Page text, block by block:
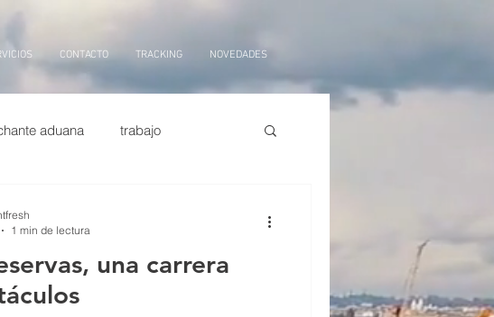
CONTACTO TRACKING NOVEDADES
aduana trabajo
inteligencia artificial, logistica
una carrera
1 min de lectura